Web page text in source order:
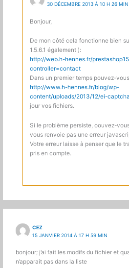
30 DÉCEMBRE 2013 À 10 H 26 MIN
Bonjour,
De mon côté cela fonctionne bien
1.5.6.1 également ):
http://web.h-hennes.fr/
controller=contact
Dans un premier temps pouvez-
http://www.h-hennes.fr/blog/wp-
content/uploads/2013/12/ei-
jour vos fichiers.
Si le problème persiste, oouvez-
vous renvoie pas une erreur
Votre erreur laisse à penser que le
pris en compte.
CEZ
15 JANVIER 2014 À 17 H 59 MIN
bonjour; j’ai fait les modifs du fichier et
n’apparait pas dans la liste